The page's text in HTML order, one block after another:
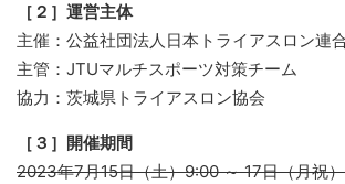
［２］運営主体
主催：公益社団法人日本トライアスロン連
主管：JTUマルチスポーツ対策チーム
協力：茨城県トライアスロン協会
［３］開催期間
2023年7月15日（土）9:00 ～ 17日（月祝